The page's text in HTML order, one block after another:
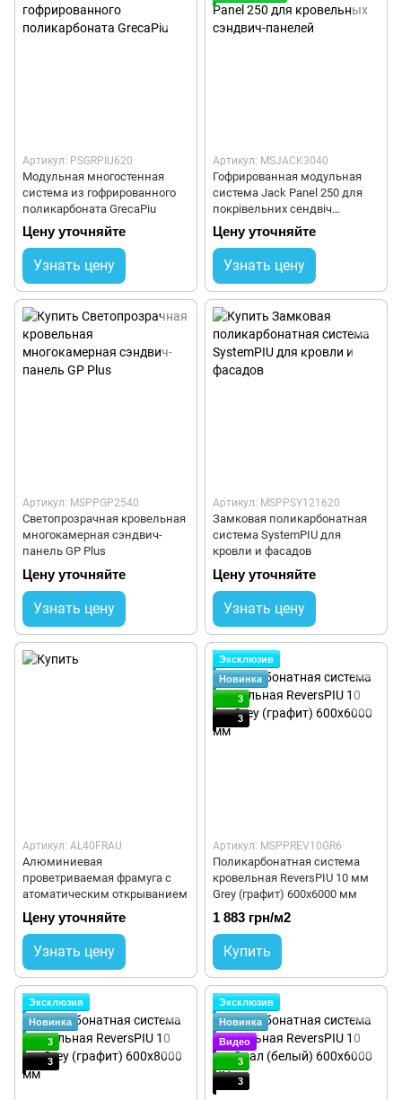
Артикул: PSGRPIU620
Модульная многостенная
система из гофрированного
поликарбоната GrecaPiu
Цену уточняйте
Узнать цену
Артикул: MSJACK3040
Гофрированная модульная
система Jack Panel 250 для
покрівельних сендвіч
панелей
Цену уточняйте
Узнать цену
Артикул: MSPPGP2540
Светопрозрачная кровельная
многокамерная сэндвич-
панель GP Plus
Цену уточняйте
Узнать цену
Артикул: MSPPSY121620
Замковая поликарбонатная
система SystemPIU для
кровли и фасадов
Цену уточняйте
Узнать цену
Артикул: AL40FRAU
Алюминиевая
проветриваемая фрамуга с
атоматическим открыванием
Цену уточняйте
Узнать цену
Эксклюзив
Новинка
3
3
Артикул: MSPPREV10GR6
Поликарбонатная система
кровельная ReversPIU 10 мм
Grey (графит) 600x6000 мм
1 883 грн/м2
Купить
Эксклюзив
Новинка
3
3
Эксклюзив
Новинка
Видео
3
3